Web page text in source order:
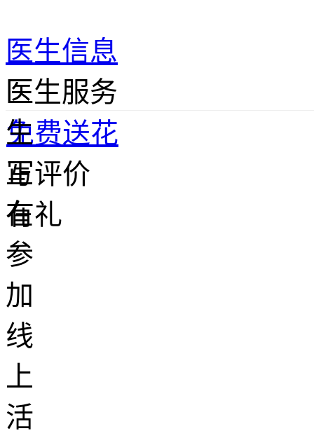
医生信息
医
生
正
在
参
加
线
上
活
医生服务
免费送花
写评价
有礼